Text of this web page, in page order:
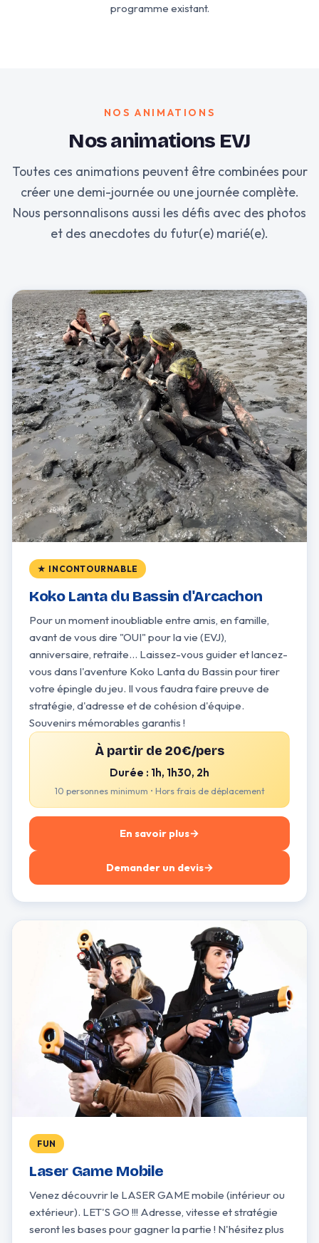
programme existant.
NOS ANIMATIONS
Nos animations EVJ
Toutes ces animations peuvent être combinées pour
créer une demi-journée ou une journée complète.
Nous personnalisons aussi les défis avec des photos
et des anecdotes du futur(e) marié(e).
★ INCONTOURNABLE
Koko Lanta du Bassin d'Arcachon
Pour un moment inoubliable entre amis, en famille,
avant de vous dire "OUI" pour la vie (EVJ),
anniversaire, retraite... Laissez-vous guider et lancez-
vous dans l'aventure Koko Lanta du Bassin pour tirer
votre épingle du jeu. Il vous faudra faire preuve de
stratégie, d'adresse et de cohésion d'équipe.
Souvenirs mémorables garantis !
À partir de 20€/pers
Durée : 1h, 1h30, 2h
10 personnes minimum • Hors frais de déplacement
En savoir plus→
Demander un devis→
FUN
Laser Game Mobile
Venez découvrir le LASER GAME mobile (intérieur ou
extérieur). LET'S GO !!! Adresse, vitesse et stratégie
seront les bases pour gagner la partie ! N'hésitez plus